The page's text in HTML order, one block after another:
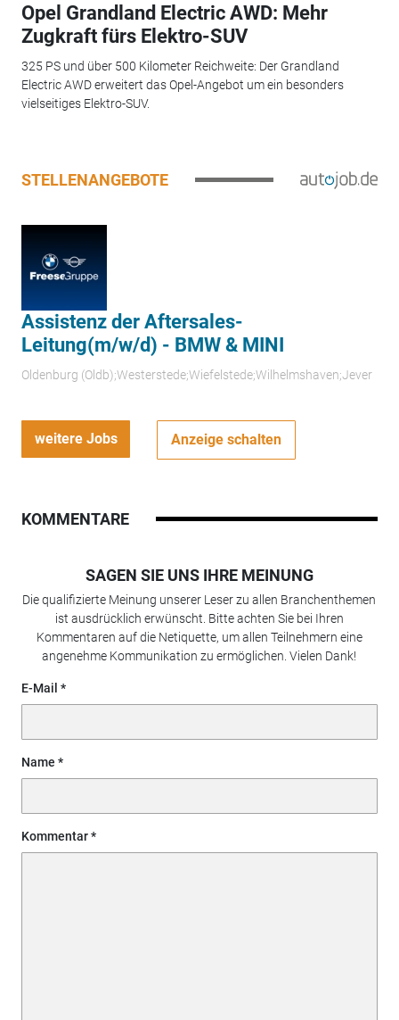
Opel Grandland Electric AWD: Mehr
Zugkraft fürs Elektro-SUV
325 PS und über 500 Kilometer Reichweite: Der Grandland
Electric AWD erweitert das Opel-Angebot um ein besonders
vielseitiges Elektro-SUV.
STELLENANGEBOTE
Assistenz der Aftersales-
Leitung(m/w/d) - BMW & MINI
Oldenburg (Oldb);Westerstede;Wiefelstede;Wilhelmshaven;Jever
weitere Jobs Anzeige schalten
KOMMENTARE
SAGEN SIE UNS IHRE MEINUNG
Die qualifizierte Meinung unserer Leser zu allen Branchenthemen
ist ausdrücklich erwünscht. Bitte achten Sie bei Ihren
Kommentaren auf die Netiquette, um allen Teilnehmern eine
angenehme Kommunikation zu ermöglichen. Vielen Dank!
E-Mail
Name
Kommentar